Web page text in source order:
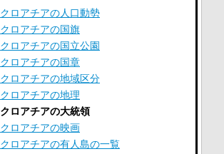
クロアチアの人口動勢
クロアチアの国旗
クロアチアの国立公園
クロアチアの国章
クロアチアの地域区分
クロアチアの地理
クロアチアの大統領
クロアチアの映画
クロアチアの有人島の一覧